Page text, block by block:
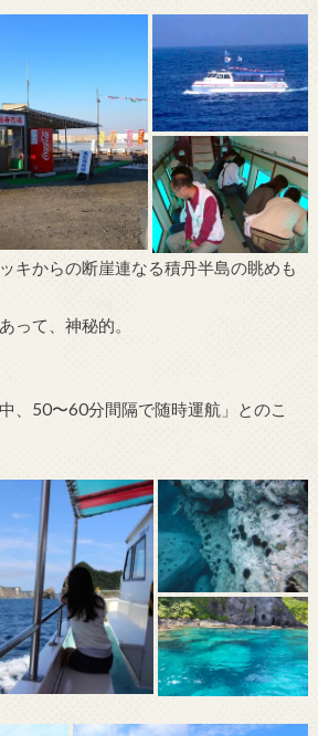
キからの断崖連なる積丹半島の眺めも
って、神秘的。
、50〜60分間隔で随時運航」とのこ